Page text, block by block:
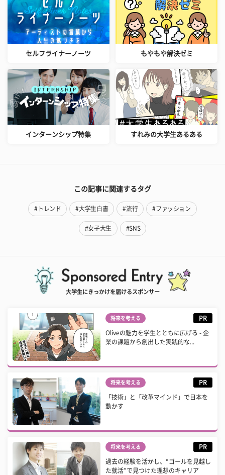
セルフライナーノーツ もやもや解決ゼミ
インターンシップ特集 すれみの大学生あるある
この記事に関連するタグ
#トレンド #大学生白書 #流行 #ファッション
#女子大生 #SNS
大学生にきっかけを届けるスポンサー
将来を考える PR
Oliveの魅力を学生とともに広げる - 企
業の課題から創出した実践的な...
将来を考える PR
「技術」と「改革マインド」で日本を
動かす
将来を考える PR
過去の経験を活かし、“ゴールを見越し
た就活”で見つけた理想のキャリア